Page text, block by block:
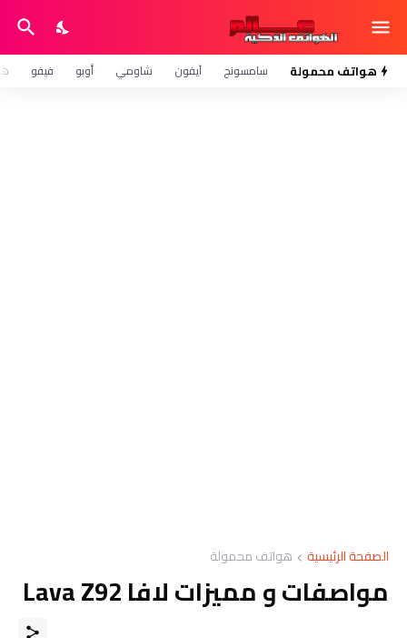
هواتف محمولة سامسونج آيفون شاومي أوبو فيفو
الصفحة الرئيسية هواتف محمولة
مواصفات و مميزات لافا Lava Z92